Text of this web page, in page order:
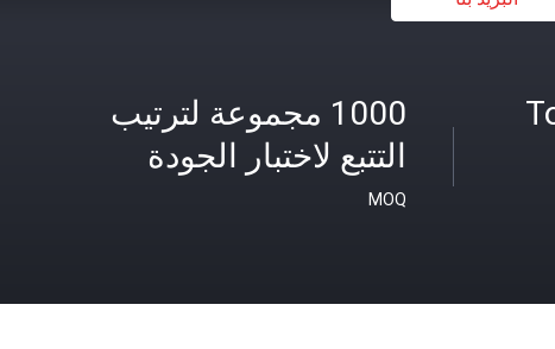
1000 مجموعة لترتيب
التتبع لاختبار الجودة
MOQ